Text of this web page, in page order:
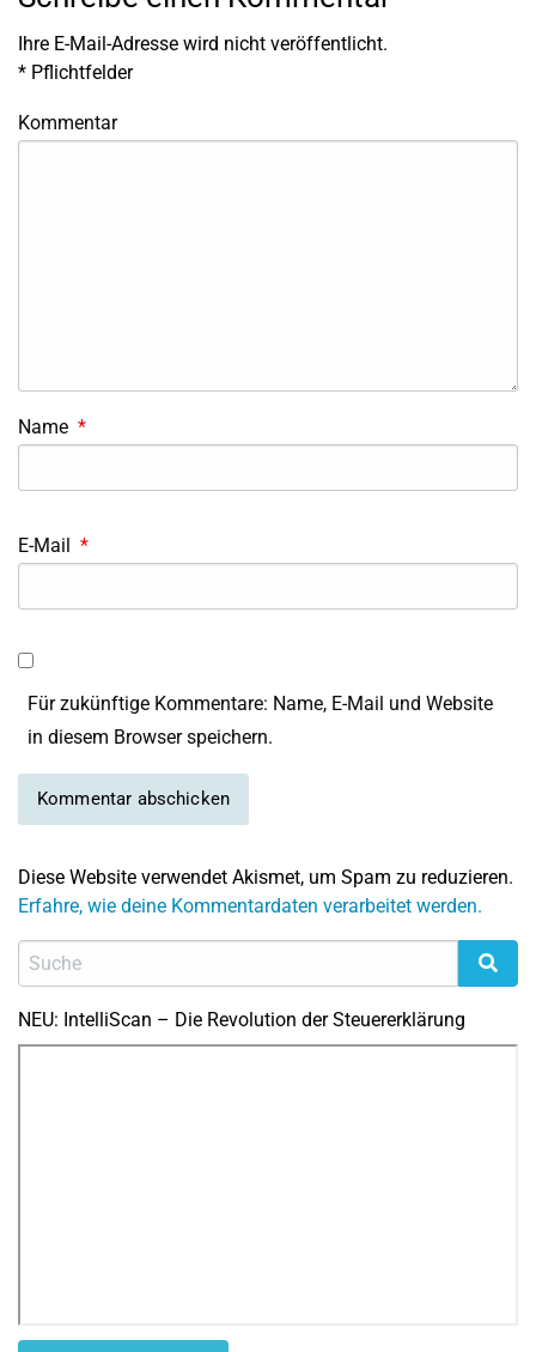
Ihre E-Mail-Adresse wird nicht veröffentlicht.
* Pflichtfelder
Kommentar
Name *
E-Mail *
Für zukünftige Kommentare: Name, E-Mail und Website
in diesem Browser speichern.
Diese Website verwendet Akismet, um Spam zu reduzieren.
Erfahre, wie deine Kommentardaten verarbeitet werden.
NEU: IntelliScan – Die Revolution der Steuererklärung